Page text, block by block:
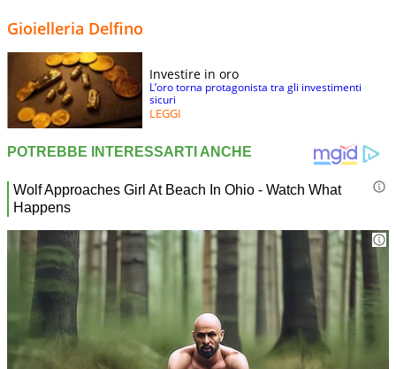
Gioielleria Delfino
Investire in oro
L’oro torna protagonista tra gli investimenti
sicuri
LEGGI